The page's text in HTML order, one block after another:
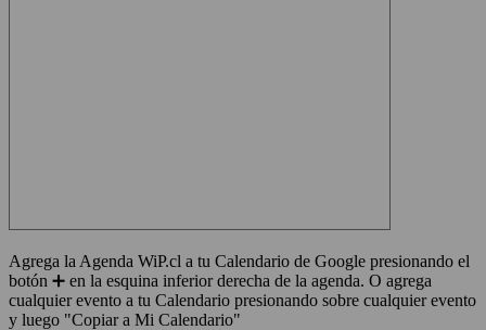
Agrega la Agenda WiP.cl a tu Calendario de Google presionando el
botón ➕ en la esquina inferior derecha de la agenda. O agrega
cualquier evento a tu Calendario presionando sobre cualquier evento
y luego "Copiar a Mi Calendario"